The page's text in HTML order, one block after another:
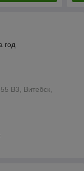
год
B3, Витебск,